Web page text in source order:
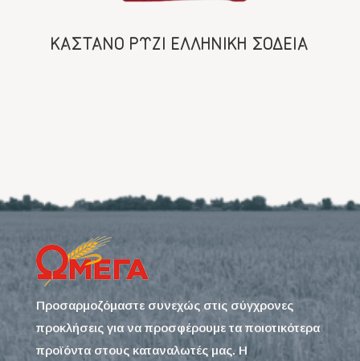
ΚΑΣΤΑΝΟ ΡΥΖΙ ΕΛΛΗΝΙΚΗ ΣΟΔΕΙΑ
Προσαρμοζόμαστε συνεχώς στις σύγχρονες
προκλήσεις για να προσφέρουμε τα ποιοτικότερα
προϊόντα στους καταναλωτές μας. Η